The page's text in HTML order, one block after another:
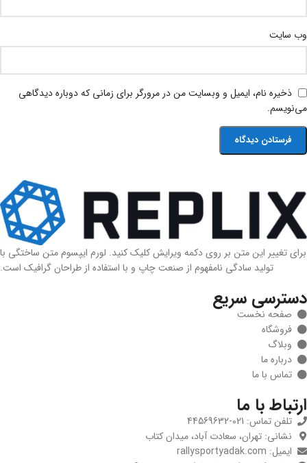
وب‌ سایت
ذخیره نام، ایمیل و وبسایت من در مرورگر برای زمانی که دوباره دیدگاهی
می‌نویسم.
برای تغییر این متن بر روی دکمه ویرایش کلیک کنید. لورم ایپسوم متن ساختگی با
تولید سادگی نامفهوم از صنعت چاپ و با استفاده از طراحان گرافیک است.
دسترسی سریع
صفحه نخست
فروشگاه
وبلاگ
درباره ما
تماس با ما
ارتباط با ما
تلفن تماس: 021-44569632
نشانی: تهران، سعادت آباد، میدان کتاب
ایمیل: rallysportyadak.com